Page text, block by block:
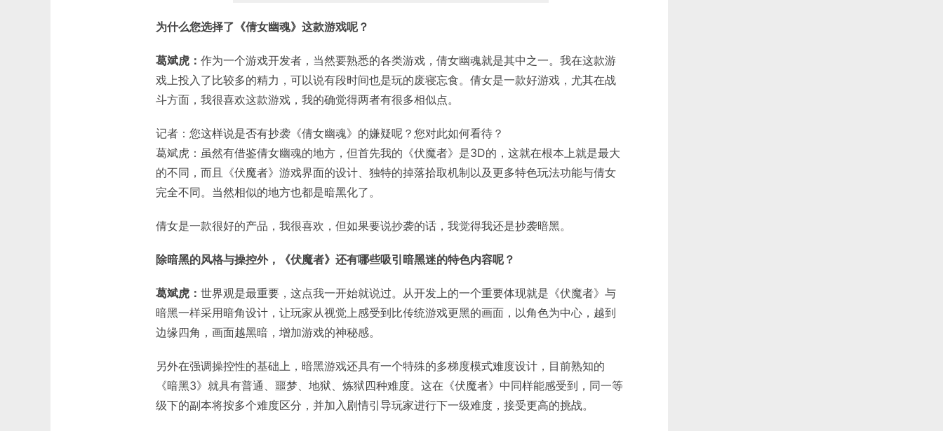
为什么您选择了《倩女幽魂》这款游戏呢？
葛斌虎： 作为一个游戏开发者，当然要熟悉的各类游戏，倩女幽魂就是其中之一。我在这款游
戏上投入了比较多的精力，可以说有段时间也是玩的废寝忘食。倩女是一款好游戏，尤其在战
斗方面，我很喜欢这款游戏，我的确觉得两者有很多相似点。
记者：您这样说是否有抄袭《倩女幽魂》的嫌疑呢？您对此如何看待？
葛斌虎：虽然有借鉴倩女幽魂的地方，但首先我的《伏魔者》是3D的，这就在根本上就是最大
的不同，而且《伏魔者》游戏界面的设计、独特的掉落拾取机制以及更多特色玩法功能与倩女
完全不同。当然相似的地方也都是暗黑化了。
倩女是一款很好的产品，我很喜欢，但如果要说抄袭的话，我觉得我还是抄袭暗黑。
除暗黑的风格与操控外，《伏魔者》还有哪些吸引暗黑迷的特色内容呢？
葛斌虎： 世界观是最重要，这点我一开始就说过。从开发上的一个重要体现就是《伏魔者》与
暗黑一样采用暗角设计，让玩家从视觉上感受到比传统游戏更黑的画面，以角色为中心，越到
边缘四角，画面越黑暗，增加游戏的神秘感。
另外在强调操控性的基础上，暗黑游戏还具有一个特殊的多梯度模式难度设计，目前熟知的
《暗黑3》就具有普通、噩梦、地狱、炼狱四种难度。这在《伏魔者》中同样能感受到，同一等
级下的副本将按多个难度区分，并加入剧情引导玩家进行下一级难度，接受更高的挑战。